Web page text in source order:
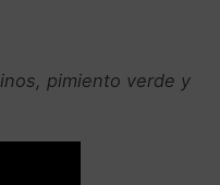
pimiento verde y